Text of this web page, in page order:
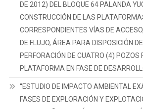
DE 2012) DEL BLOQUE 64 PALANDA
CONSTRUCCIÓN DE LAS
CORRESPONDIENTES VÍAS DE
DE FLUJO, ÁREA PARA DISPOSICIÓN
PERFORACIÓN DE CUATRO (4) POZOS
PLATAFORMA EN FASE DE
“ESTUDIO DE IMPACTO AMBIENTAL
FASES DE EXPLORACIÓN Y